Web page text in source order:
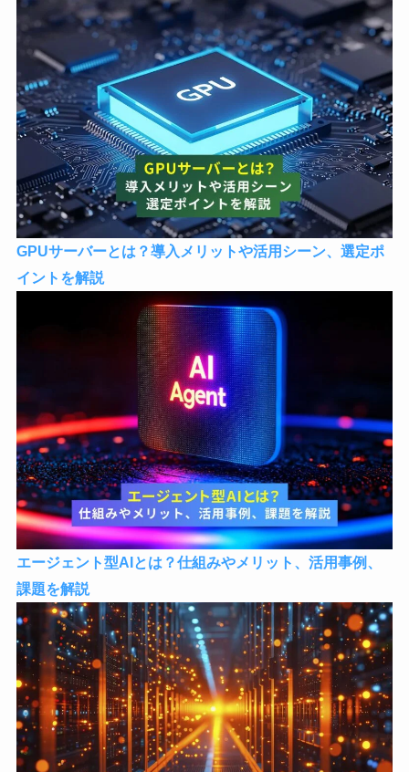
GPUサーバーとは？導入メリットや活用シーン、選定ポ
イントを解説
エージェント型AIとは？仕組みやメリット、活用事例、
課題を解説